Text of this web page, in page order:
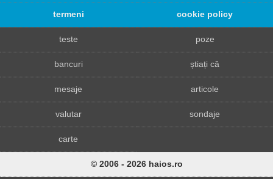
termeni cookie policy
teste poze
bancuri știați că
mesaje articole
valutar sondaje
carte
© 2006 - 2026 haios.ro